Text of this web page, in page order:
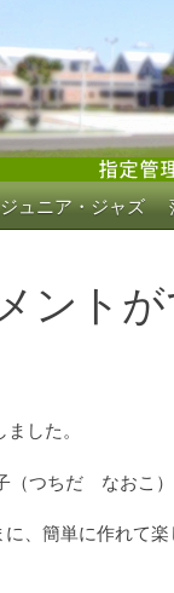
ジュニア・ジャズ
ントが
した。
つちだ なおこ）
、簡単に作れて